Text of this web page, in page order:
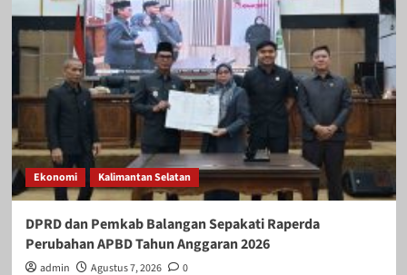
Ekonomi Kalimantan Selatan
DPRD dan Pemkab Balangan Sepakati Raperda
Perubahan APBD Tahun Anggaran 2026
admin Agustus 7, 2026 0